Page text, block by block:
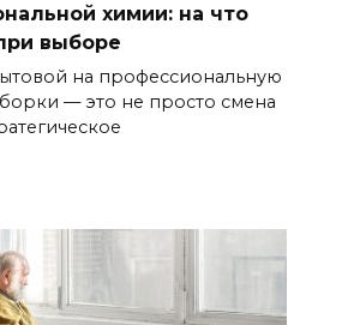
химии: на что
выборе
на профессиональную
— это не просто смена